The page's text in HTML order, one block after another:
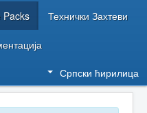
Packs Технички Захтеви
Српски ћирилица